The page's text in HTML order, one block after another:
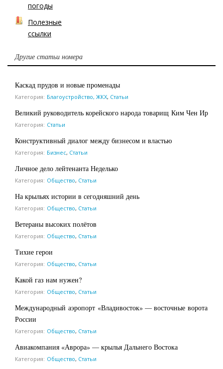
погоды
Полезные
ссылки
Другие статьи номера
Каскад прудов и новые променады
Категория: Благоустройство, ЖКХ, Статьи
Великий руководитель корейского народа товарищ Ким Чен Ир
Категория: Статьи
Конструктивный диалог между бизнесом и властью
Категория: Бизнес, Статьи
Личное дело лейтенанта Неделько
Категория: Общество, Статьи
На крыльях истории в сегодняшний день
Категория: Общество, Статьи
Ветераны высоких полётов
Категория: Общество, Статьи
Тихие герои
Категория: Общество, Статьи
Какой газ нам нужен?
Категория: Общество, Статьи
Международный аэропорт «Владивосток» — восточные ворота
России
Категория: Общество, Статьи
Авиакомпания «Аврора» — крылья Дальнего Востока
Категория: Общество, Статьи